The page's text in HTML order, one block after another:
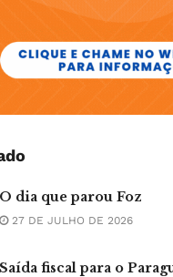
O dia que parou Foz
27 DE JULHO DE 2026
Saída fiscal para o